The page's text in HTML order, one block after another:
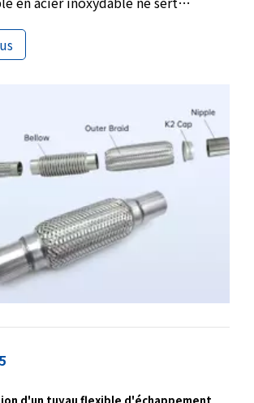
mais est utilisé pour résoudre un
de longue date mais souvent